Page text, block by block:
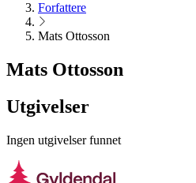
Forfattere
Mats Ottosson
Mats Ottosson
Utgivelser
Ingen utgivelser funnet